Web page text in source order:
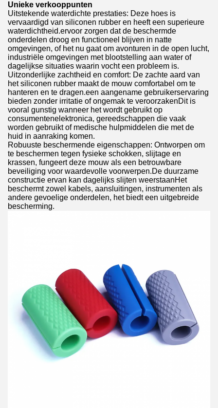
Unieke verkooppunten
Uitstekende waterdichte prestaties: Deze hoes is
vervaardigd van siliconen rubber en heeft een superieure
waterdichtheid.ervoor zorgen dat de beschermde
onderdelen droog en functioneel blijven in natte
omgevingen, of het nu gaat om avonturen in de open lucht,
industriële omgevingen met blootstelling aan water of
dagelijkse situaties waarin vocht een probleem is.
Uitzonderlijke zachtheid en comfort: De zachte aard van
het siliconen rubber maakt de mouw comfortabel om te
hanteren en te dragen.een aangename gebruikerservaring
bieden zonder irritatie of ongemak te veroorzakenDit is
vooral gunstig wanneer het wordt gebruikt op
consumentenelektronica, gereedschappen die vaak
worden gebruikt of medische hulpmiddelen die met de
huid in aanraking komen.
Robuuste beschermende eigenschappen: Ontworpen om
te beschermen tegen fysieke schokken, slijtage en
krassen, fungeert deze mouw als een betrouwbare
beveiliging voor waardevolle voorwerpen.De duurzame
constructie ervan kan dagelijks slijten weerstaanHet
beschermt zowel kabels, aansluitingen, instrumenten als
andere gevoelige onderdelen, het biedt een uitgebreide
bescherming.